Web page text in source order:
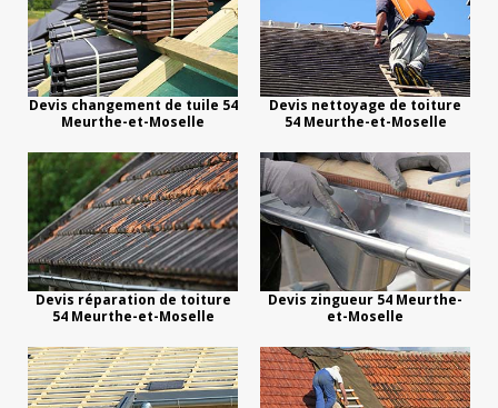
Devis changement de tuile 54
Meurthe-et-Moselle
Devis nettoyage de toiture
54 Meurthe-et-Moselle
Devis réparation de toiture
54 Meurthe-et-Moselle
Devis zingueur 54 Meurthe-
et-Moselle